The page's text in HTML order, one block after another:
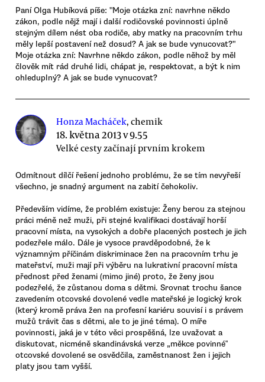
Paní Olga Hubíková píše: "Moje otázka zní: navrhne někdo
zákon, podle nějž mají i další rodičovské povinnosti úplně
stejným dílem nést oba rodiče, aby matky na pracovním trhu
měly lepší postavení než dosud? A jak se bude vynucovat?"
Moje otázka zní: Navrhne někdo zákon, podle něhož by měl
člověk mít rád druhé lidi, chápat je, respektovat, a být k nim
ohleduplný? A jak se bude vynucovat?
Honza Macháček, chemik
18. května 2013 v 9.55
Velké cesty začínají prvním krokem
Odmítnout dílčí řešení jednoho problému, že se tím nevyřeší
všechno, je snadný argument na zabití čehokoliv.
Především vidíme, že problém existuje: Ženy berou za stejnou
práci méně než muži, při stejné kvalifikaci dostávají horší
pracovní místa, na vysokých a dobře placených postech je jich
podezřele málo. Dále je vysoce pravděpodobné, že k
významným příčinám diskriminace žen na pracovním trhu je
mateřství, muži mají při výběru na lukrativní pracovní místa
přednost před ženami (mimo jiné) proto, že ženy jsou
podezřelé, že zůstanou doma s dětmi. Srovnat trochu šance
zavedením otcovské dovolené vedle mateřské je logický krok
(který kromě práva žen na profesní kariéru souvisí i s právem
mužů trávit čas s dětmi, ale to je jiné téma). O míře
povinnosti, jaká je v této věci prospěšná, lze uvažovat a
diskutovat, nicméně skandinávská verze „měkce povinné‟
otcovské dovolené se osvědčila, zaměstnanost žen i jejich
platy jsou tam vyšší.